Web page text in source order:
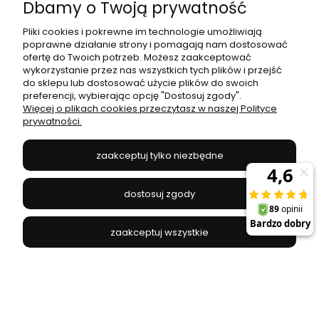
Lampa sufitowa natynkowa zmiana barwy ALLDAY
BASIC 50W LED 150cm Spectrum
SPECTRUM/WOJNAROWSCY - SLI047303CCT_PW
do koszyka
Dbamy o Twoją prywatność
Pliki cookies i pokrewne im technologie umożliwiają
poprawne działanie strony i pomagają nam dostosować
ofertę do Twoich potrzeb. Możesz zaakceptować
wykorzystanie przez nas wszystkich tych plików i przejść
do sklepu lub dostosować użycie plików do swoich
preferencji, wybierając opcję "Dostosuj zgody".
Więcej o plikach cookies przeczytasz w naszej Polityce
prywatności.
zaakceptuj tylko niezbędne
dostosuj zgody
zaakceptuj wszystkie